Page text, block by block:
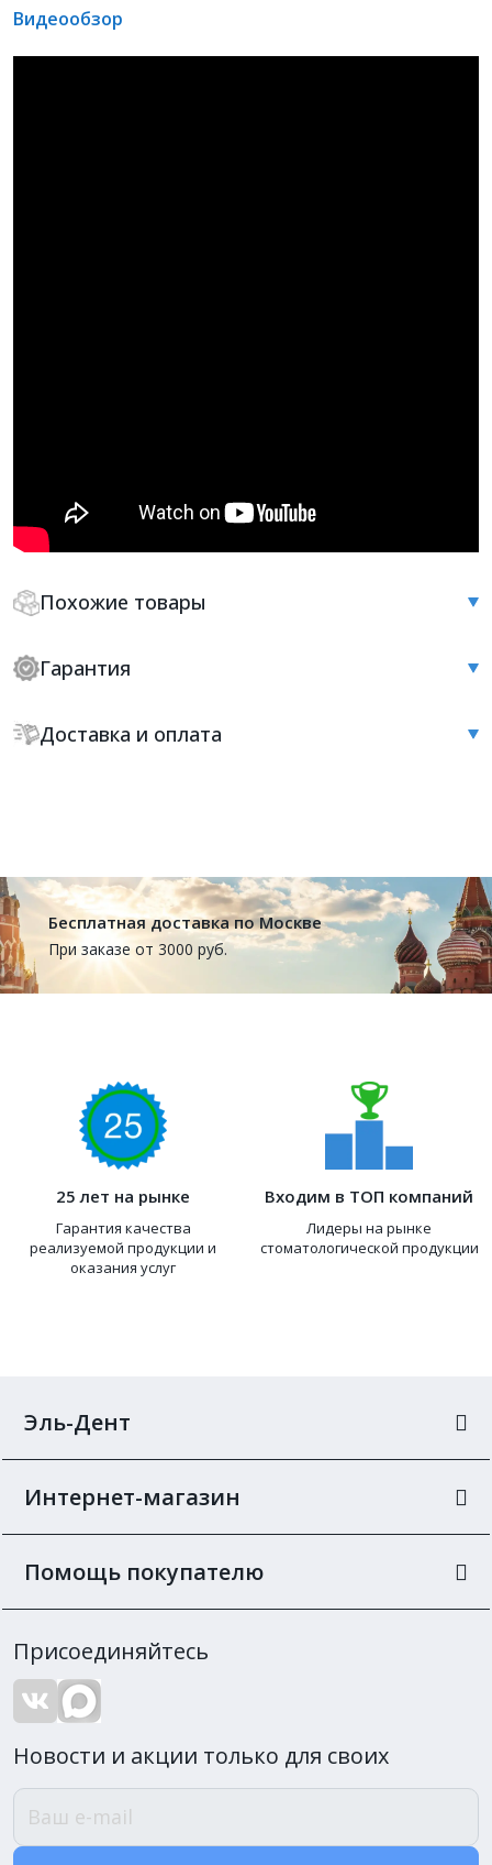
Похожие товары
Гарантия
Доставка и оплата
Видеообзор
Бесплатная доставка по Москве
При заказе от 3000 руб.
25 лет на рынке
Гарантия качества
реализуемой продукции и
оказания услуг
Входим в ТОП компаний
Лидеры на рынке
стоматологической продукции
Эль-Дент
Интернет-магазин
Помощь покупателю
Присоединяйтесь
Новости и акции только для своих